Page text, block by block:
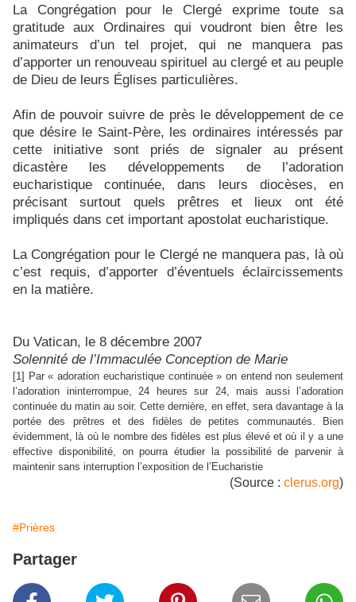
La Congrégation pour le Clergé exprime toute sa
gratitude aux Ordinaires qui voudront bien être les
animateurs d’un tel projet, qui ne manquera pas
d’apporter un renouveau spirituel au clergé et au peuple
de Dieu de leurs Églises particulières.
Afin de pouvoir suivre de près le développement de ce
que désire le Saint-Père, les ordinaires intéressés par
cette initiative sont priés de signaler au présent
dicastère les développements de l’adoration
eucharistique continuée, dans leurs diocèses, en
précisant surtout quels prêtres et lieux ont été
impliqués dans cet important apostolat eucharistique.
La Congrégation pour le Clergé ne manquera pas, là où
c’est requis, d’apporter d’éventuels éclaircissements
en la matière.
Du Vatican, le 8 décembre 2007
Solennité de l’Immaculée Conception de Marie
[1] Par « adoration eucharistique continuée » on entend non seulement
l’adoration ininterrompue, 24 heures sur 24, mais aussi l’adoration
continuée du matin au soir. Cette dernière, en effet, sera davantage à la
portée des prêtres et des fidèles de petites communautés. Bien
évidemment, là où le nombre des fidèles est plus élevé et où il y a une
effective disponibilité, on pourra étudier la possibilité de parvenir à
maintenir sans interruption l’exposition de l’Eucharistie
(Source : clerus.org)
#Prières
Partager